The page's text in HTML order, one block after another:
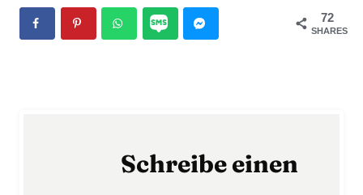
72
SHARES
Schreibe einen